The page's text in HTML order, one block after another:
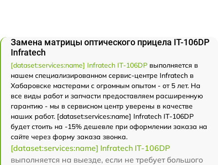
Замена матрицы оптического прицела IT-106DP
Infratech
[dataset:services:name] Infratech IT-106DP выполняется в
нашем специализированном сервис-центре Infratech в
Хабаровске мастерами с огромным опытом - от 5 лет. На
все виды работ и запчасти предоставляем расширенную
гарантию - мы в сервисном центр уверены в качестве
наших работ. [dataset:services:name] Infratech IT-106DP
будет стоить на -15% дешевле при оформлении заказа на
сайте через форму заказа звонка.
[dataset:services:name] Infratech IT-106DP
выполняется на выезде, если не требует большого